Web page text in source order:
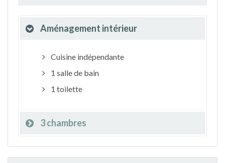
Aménagement intérieur
Cuisine indépendante
1 salle de bain
1 toilette
3 chambres